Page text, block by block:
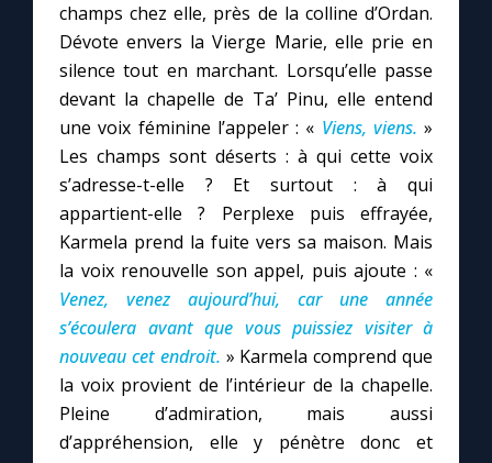
champs chez elle, près de la colline d’Ordan.
Dévote envers la Vierge Marie, elle prie en
silence tout en marchant. Lorsqu’elle passe
devant la chapelle de Ta’ Pinu, elle entend
une voix féminine l’appeler : « Viens, viens. »
Les champs sont déserts : à qui cette voix
s’adresse-t-elle ? Et surtout : à qui
appartient-elle ? Perplexe puis effrayée,
Karmela prend la fuite vers sa maison. Mais
la voix renouvelle son appel, puis ajoute : «
Venez, venez aujourd’hui, car une année
s’écoulera avant que vous puissiez visiter à
nouveau cet endroit. » Karmela comprend que
la voix provient de l’intérieur de la chapelle.
Pleine d’admiration, mais aussi
d’appréhension, elle y pénètre donc et